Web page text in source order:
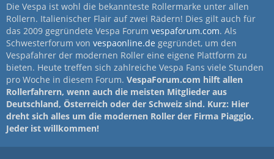
Die Vespa ist wohl die bekannteste Rollermarke unter allen
Rollern. Italienischer Flair auf zwei Rädern! Dies gilt auch für
das 2009 gegründete Vespa Forum vespaforum.com. Als
Schwesterforum von vespaonline.de gegründet, um den
Vespafahrer der modernen Roller eine eigene Plattform zu
bieten. Heute treffen sich zahlreiche Vespa Fans viele Stunden
pro Woche in diesem Forum. VespaForum.com hilft allen
Rollerfahrern, wenn auch die meisten Mitglieder aus
Deutschland, Österreich oder der Schweiz sind. Kurz: Hier
dreht sich alles um die modernen Roller der Firma Piaggio.
Jeder ist willkommen!